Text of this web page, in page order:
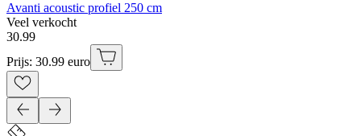
Avanti acoustic profiel 250 cm
Veel verkocht
30.99
Prijs: 30.99 euro